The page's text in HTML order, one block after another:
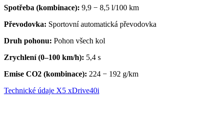
Spotřeba (kombinace): 9,9 − 8,5 l/100 km
Převodovka: Sportovní automatická převodovka
Druh pohonu: Pohon všech kol
Zrychlení (0–100 km/h): 5,4 s
Emise CO2 (kombinace): 224 − 192 g/km
Technické údaje X5 xDrive40i